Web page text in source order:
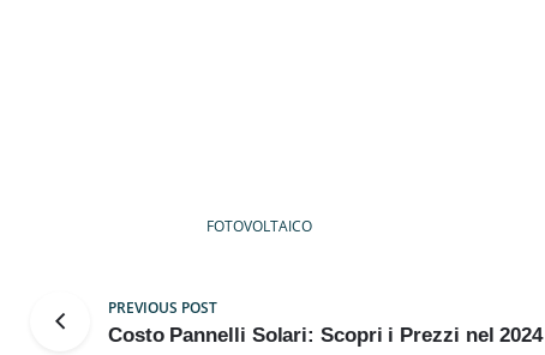
FOTOVOLTAICO
PREVIOUS POST
Costo Pannelli Solari: Scopri i Prezzi nel 2024